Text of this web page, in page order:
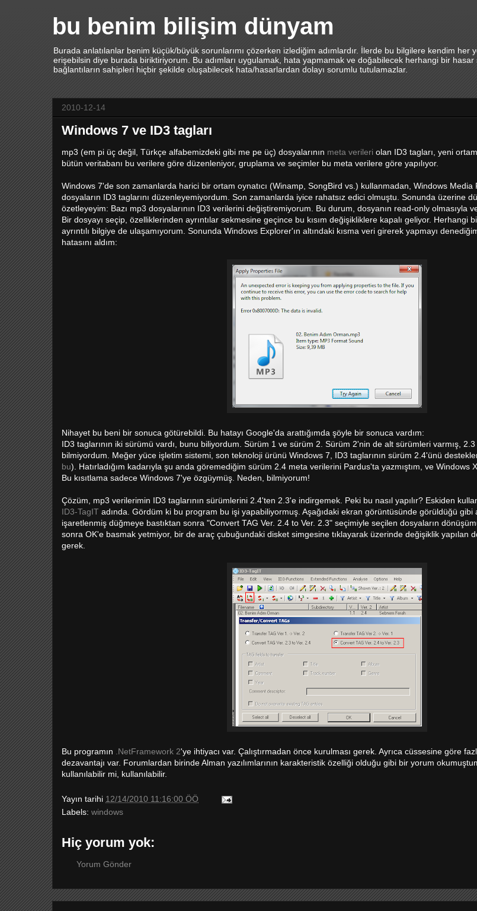
bu benim bilişim dünyam
Burada anlatılanlar benim küçük/büyük sorunlarımı çözerken izlediğim adımlardır. İlerde bu bilgilere kendim
erişebilsin diye burada biriktiriyorum. Bu adımları uygulamak, hata yapmamak ve doğabilecek herhangi bir
bağlantıların sahipleri hiçbir şekilde oluşabilecek hata/hasarlardan dolayı sorumlu tutulamazlar.
2010-12-14
Windows 7 ve ID3 tagları
mp3 (em pi üç değil, Türkçe alfabemizdeki gibi me pe üç) dosyalarının meta verileri olan ID3 tagları, yeni
bütün veritabanı bu verilere göre düzenleniyor, gruplama ve seçimler bu meta verilere göre yapılıyor.
Windows 7'de son zamanlarda harici bir ortam oynatıcı (Winamp, SongBird vs.) kullanmadan, Windows Media
dosyaların ID3 taglarını düzenleyemiyordum. Son zamanlarda iyice rahatsız edici olmuştu. Sonunda üzerine
özetleyeyim: Bazı mp3 dosyalarının ID3 verilerini değiştiremiyorum. Bu durum, dosyanın read-only olmasıyla
Bir dosyayı seçip, özelliklerinden ayrıntılar sekmesine geçince bu kısım değişikliklere kapalı geliyor. Herhangi
ayrıntılı bilgiye de ulaşamıyorum. Sonunda Windows Explorer'ın altındaki kısma veri girerek yapmayı
hatasını aldım:
Nihayet bu beni bir sonuca götürebildi. Bu hatayı Google'da arattığımda şöyle bir sonuca vardım:
ID3 taglarının iki sürümü vardı, bunu biliyordum. Sürüm 1 ve sürüm 2. Sürüm 2'nin de alt sürümleri varmış,
bilmiyordum. Meğer yüce işletim sistemi, son teknoloji ürünü Windows 7, ID3 taglarının sürüm 2.4'ünü
bu). Hatırladığım kadarıyla şu anda göremediğim sürüm 2.4 meta verilerini Pardus'ta yazmıştım, ve Windows
Bu kısıtlama sadece Windows 7'ye özgüymüş. Neden, bilmiyorum!
Çözüm, mp3 verilerimin ID3 taglarının sürümlerini 2.4'ten 2.3'e indirgemek. Peki bu nasıl yapılır? Eskiden
ID3-TagIT adında. Gördüm ki bu program bu işi yapabiliyormuş. Aşağıdaki ekran görüntüsünde görüldüğü gibi
işaretlenmiş düğmeye bastıktan sonra "Convert TAG Ver. 2.4 to Ver. 2.3" seçimiyle seçilen dosyaların
sonra OK'e basmak yetmiyor, bir de araç çubuğundaki disket simgesine tıklayarak üzerinde değişiklik yapılan
gerek.
Bu programın .NetFramework 2'ye ihtiyacı var. Çalıştırmadan önce kurulması gerek. Ayrıca cüssesine göre
dezavantajı var. Forumlardan birinde Alman yazılımlarının karakteristik özelliği olduğu gibi bir yorum
kullanılabilir mi, kullanılabilir.
Yayın tarihi 12/14/2010 11:16:00 ÖÖ
Labels: windows
Hiç yorum yok:
Yorum Gönder